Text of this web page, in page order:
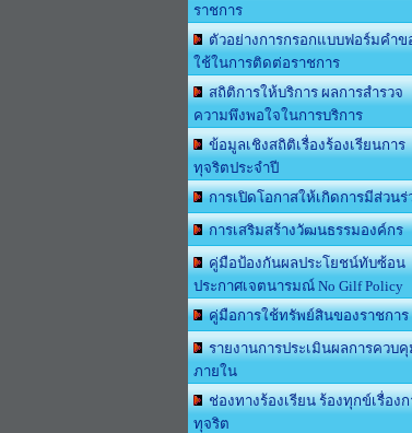
ราชการ
ตัวอย่างการกรอกแบบฟอร์มคำข
ใช้ในการติดต่อราชการ
สถิติการให้บริการ ผลการสำรวจ
ความพึงพอใจในการบริการ
ข้อมูลเชิงสถิติเรื่องร้องเรียนการ
ทุจริตประจำปี
การเปิดโอกาสให้เกิดการมีส่วนร่
การเสริมสร้างวัฒนธรรมองค์กร
คู่มือป้องกันผลประโยชน์ทับซ้อน
ประกาศเจตนารมณ์ No Gilf Policy
คู่มือการใช้ทรัพย์สินของราชการ
รายงานการประเมินผลการควบ
ภายใน
ช่องทางร้องเรียน ร้องทุกข์เรื่องก
ทุจริต